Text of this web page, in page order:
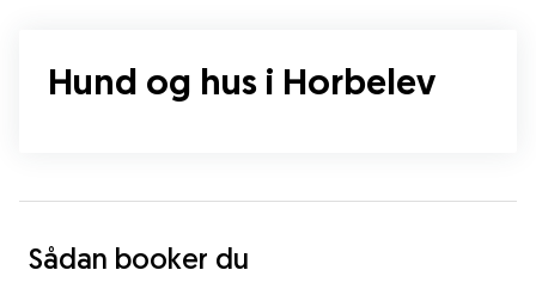
Hund og hus i Horbelev
Sådan booker du